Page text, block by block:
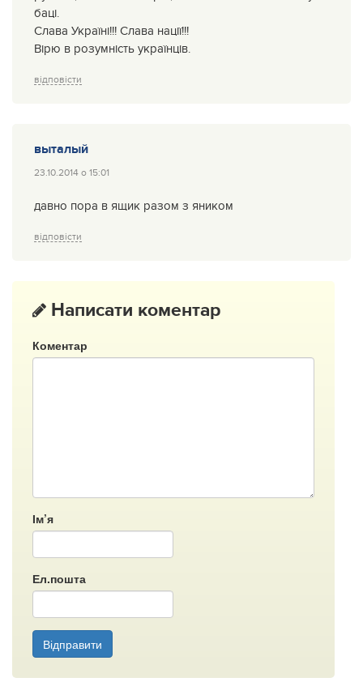
баці.
Слава Україні!!! Слава нації!!!
Вірю в розумність українців.
відповісти
выталый
23.10.2014 о 15:01
давно пора в ящик разом з яником
відповісти
Написати коментар
Коментар
Ім’я
Ел.пошта
Відправити